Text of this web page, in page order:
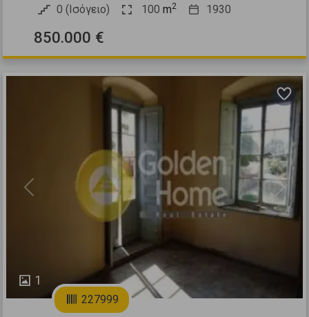
0 (Ισόγειο)
100 m2 1930
850.000 €
1
Previous Next
227999